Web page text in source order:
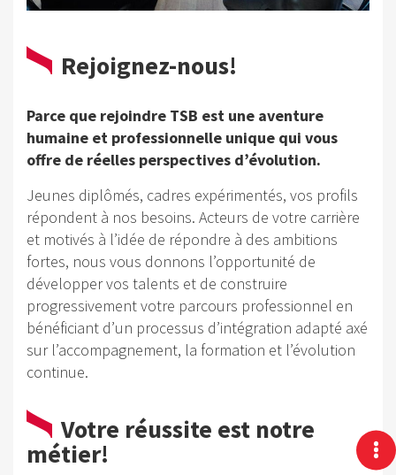
Rejoignez-nous!
Parce que rejoindre TSB est une aventure
humaine et professionnelle unique qui vous
offre de réelles perspectives d’évolution.
Jeunes diplômés, cadres expérimentés, vos profils
répondent à nos besoins. Acteurs de votre carrière
et motivés à l’idée de répondre à des ambitions
fortes, nous vous donnons l’opportunité de
développer vos talents et de construire
progressivement votre parcours professionnel en
bénéficiant d’un processus d’intégration adapté axé
sur l’accompagnement, la formation et l’évolution
continue.
Votre réussite est notre
métier!